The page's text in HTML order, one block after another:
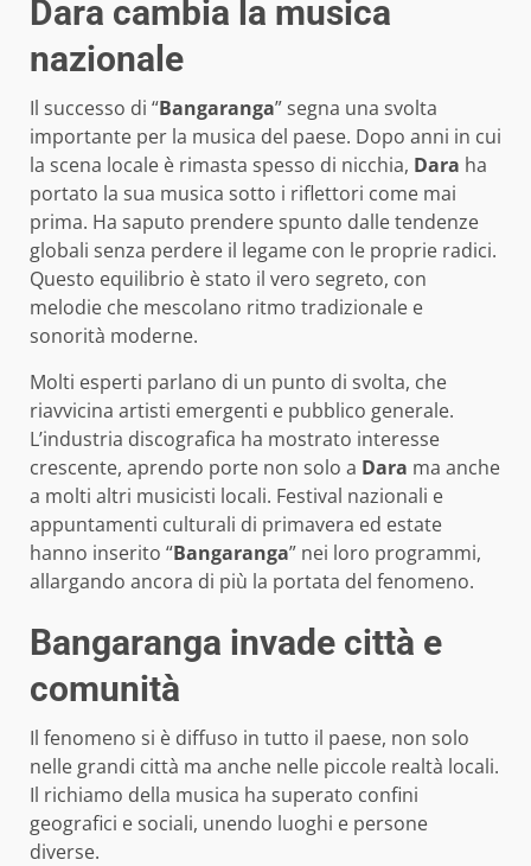
Dara cambia la musica
nazionale
Il successo di “Bangaranga” segna una svolta
importante per la musica del paese. Dopo anni in cui
la scena locale è rimasta spesso di nicchia, Dara ha
portato la sua musica sotto i riflettori come mai
prima. Ha saputo prendere spunto dalle tendenze
globali senza perdere il legame con le proprie radici.
Questo equilibrio è stato il vero segreto, con
melodie che mescolano ritmo tradizionale e
sonorità moderne.
Molti esperti parlano di un punto di svolta, che
riavvicina artisti emergenti e pubblico generale.
L’industria discografica ha mostrato interesse
crescente, aprendo porte non solo a Dara ma anche
a molti altri musicisti locali. Festival nazionali e
appuntamenti culturali di primavera ed estate
hanno inserito “Bangaranga” nei loro programmi,
allargando ancora di più la portata del fenomeno.
Bangaranga invade città e
comunità
Il fenomeno si è diffuso in tutto il paese, non solo
nelle grandi città ma anche nelle piccole realtà locali.
Il richiamo della musica ha superato confini
geografici e sociali, unendo luoghi e persone
diverse.